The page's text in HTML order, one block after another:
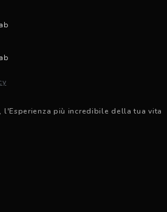
l'Esperienza più incredibile della tua vita